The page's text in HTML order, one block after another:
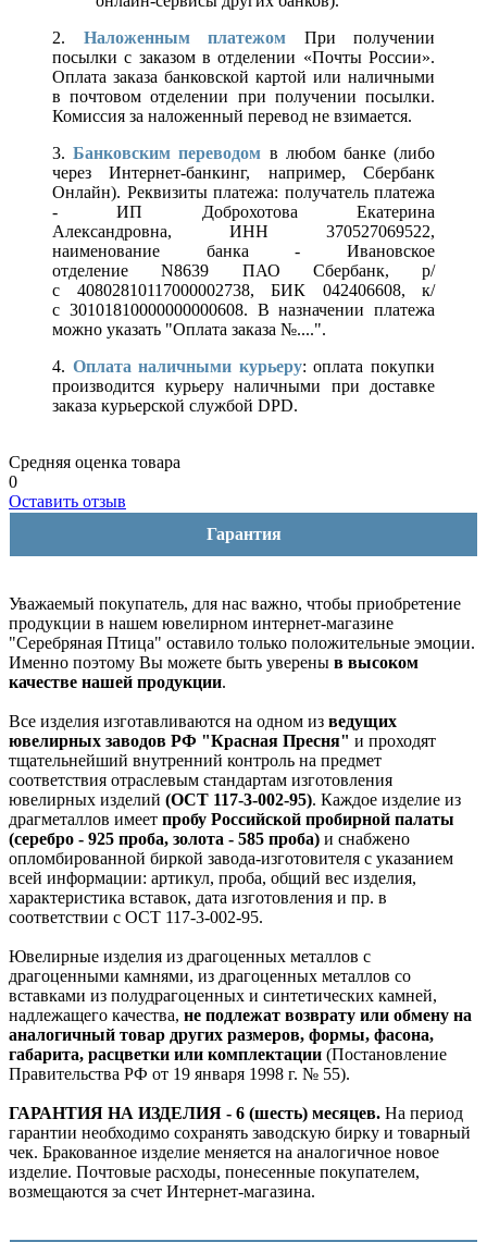
2. Наложенным платежом При получении
посылки с заказом в отделении «Почты России».
Оплата заказа банковской картой или наличными
в почтовом отделении при получении посылки.
Комиссия за наложенный перевод не взимается.
3.Банковским переводом в любом банке (либо
через Интернет-банкинг, например, Сбербанк
Онлайн). Реквизиты платежа: получатель платежа
- ИП Доброхотова Екатерина
Александровна, ИНН 370527069522,
наименование банка - Ивановское
отделение N8639 ПАО Сбербанк, р/
с 40802810117000002738, БИК 042406608, к/
с 30101810000000000608. В назначении платежа
можно указать "Оплата заказа №....".
4. Оплата наличными курьеру: оплата покупки
производится курьеру наличными при доставке
заказа курьерской службой DPD.
Средняя оценка товара
0
Оставить отзыв
Гарантия
Уважаемый покупатель, для нас важно, чтобы приобретение
продукции в нашем ювелирном интернет-магазине
"Серебряная Птица" оставило только положительные эмоции.
Именно поэтому Вы можете быть уверены в высоком
качестве нашей продукции.
Все изделия изготавливаются на одном из ведущих
ювелирных заводов РФ "Красная Пресня" и проходят
тщательнейший внутренний контроль на предмет
соответствия отраслевым стандартам изготовления
ювелирных изделий (ОСТ 117-3-002-95). Каждое изделие из
драгметаллов имеет пробу Российской пробирной палаты
(серебро - 925 проба, золота - 585 проба) и снабжено
опломбированной биркой завода-изготовителя с указанием
всей информации: артикул, проба, общий вес изделия,
характеристика вставок, дата изготовления и пр. в
соответствии с ОСТ 117-3-002-95.
Ювелирные изделия из драгоценных металлов с
драгоценными камнями, из драгоценных металлов со
вставками из полудрагоценных и синтетических камней,
надлежащего качества, не подлежат возврату или обмену на
аналогичный товар других размеров, формы, фасона,
габарита, расцветки или комплектации (Постановление
Правительства РФ от 19 января 1998 г. № 55).
ГАРАНТИЯ НА ИЗДЕЛИЯ - 6 (шесть) месяцев. На период
гарантии необходимо сохранять заводскую бирку и товарный
чек. Бракованное изделие меняется на аналогичное новое
изделие. Почтовые расходы, понесенные покупателем,
возмещаются за счет Интернет-магазина.